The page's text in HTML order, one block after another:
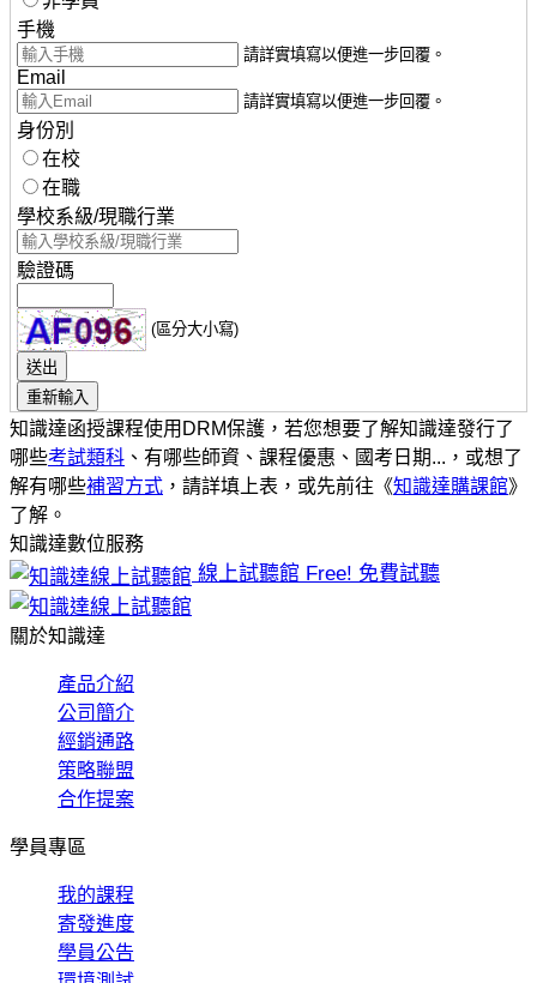
手機
請詳實填寫以便進一步回覆。
Email
請詳實填寫以便進一步回覆。
身份別
在校
在職
學校系級/現職行業
驗證碼
(區分大小寫)
知識達函授課程使用DRM保護，若您想要了解知識達發行了
哪些考試類科 、有哪些師資、課程優惠、國考日期...，或想了
解有哪些補習方式 ，請詳填上表，或先前往《知識達購課館》
了解。
知識達數位服務
線上試聽館 Free! 免費試聽
關於知識達
產品介紹
公司簡介
經銷通路
策略聯盟
合作提案
學員專區
我的課程
寄發進度
學員公告